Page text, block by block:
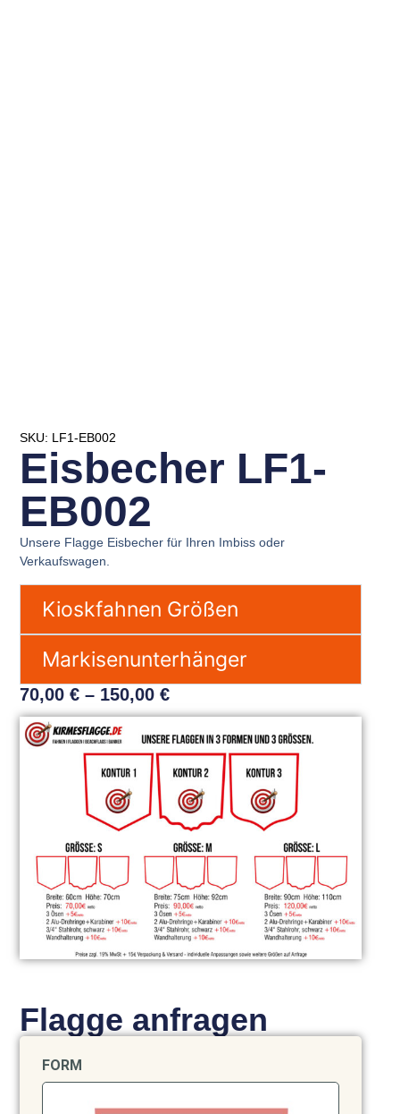
SKU: LF1-EB002
Eisbecher LF1-
EB002
Unsere Flagge Eisbecher für Ihren Imbiss oder
Verkaufswagen.
Kioskfahnen Größen
Markisenunterhänger
70,00€ – 150,00€
Flagge anfragen
FORM